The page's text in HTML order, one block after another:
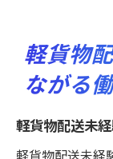
軽貨物
ながる
軽貨物配送未
軽貨物配送未経